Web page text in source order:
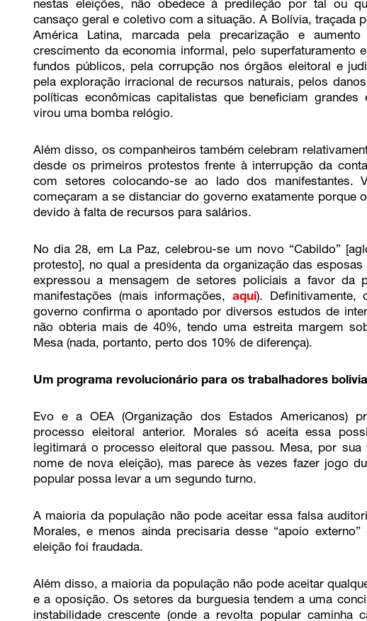
nestas eleições, não obedece à predileção por tal ou
cansaço geral e coletivo com a situação. A Bolívia, traçada
América Latina, marcada pela precarização e
crescimento da economia informal, pelo superfaturamento
fundos públicos, pela corrupção nos órgãos eleitoral e
pela exploração irracional de recursos naturais, pelos
políticas econômicas capitalistas que beneficiam
virou uma bomba relógio.
Além disso, os companheiros também celebram
desde os primeiros protestos frente à interrupção da
com setores colocando-se ao lado dos manifestantes.
começaram a se distanciar do governo exatamente porque
devido à falta de recursos para salários.
No dia 28, em La Paz, celebrou-se um novo “Cabildo”
protesto], no qual a presidenta da organização das
expressou a mensagem de setores policiais a favor da
manifestações (mais informações, aqui).
governo confirma o apontado por diversos estudos de
não obteria mais de 40%, tendo uma estreita margem
Mesa (nada, portanto, perto dos 10% de diferença).
Um programa revolucionário para os trabalhadores
Evo e a OEA (Organização dos Estados Americanos)
processo eleitoral anterior. Morales só aceita essa
legitimará o processo eleitoral que passou. Mesa, por
nome de nova eleição), mas parece às vezes fazer jogo
popular possa levar a um segundo turno.
A maioria da população não pode aceitar essa falsa
Morales, e menos ainda precisaria desse “apoio
eleição foi fraudada.
Além disso, a maioria da população não pode aceitar
e a oposição. Os setores da burguesia tendem a uma
instabilidade crescente (onde a revolta popular caminha